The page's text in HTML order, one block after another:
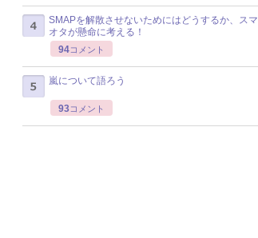
SMAPを解散させないためにはどうするか、スマ
オタが懸命に考える！
94コメント
嵐について語ろう
93コメント